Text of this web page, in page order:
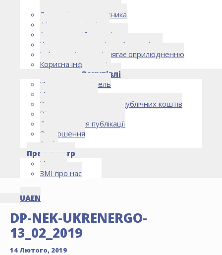
Лист очікувань власника
Фінансова звітність
Антикорупційна політика
Кодекс етики та ділової поведінки
Інформація, що підлягає оприлюдненню
Корисна інформація
Закупівлі
Політика закупівель
План закупівель
Звіт про використання публічних коштів
Відомості про договори
Договори для публікації
Оголошення
Архів
Прес-центр
Новини
ЗМІ про нас
UAEN
DP-NEK-UKRENERGO-
13_02_2019
14 Лютого, 2019